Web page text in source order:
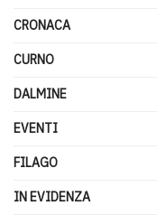
CRONACA
CURNO
DALMINE
EVENTI
FILAGO
IN EVIDENZA